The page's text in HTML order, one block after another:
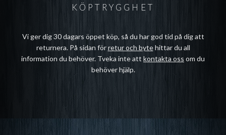
KÖPTRYGGHET
Vi ger dig 30 dagars öppet köp, så du har god tid på dig att
returnera. På sidan förretur och bytehittar du all
information du behöver. Tveka inte att kontakta oss om du
behöver hjälp.